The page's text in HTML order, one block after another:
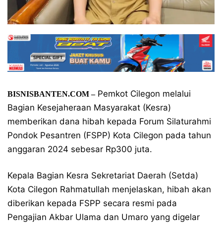
BISNISBANTEN.COM –Pemkot Cilegon melalui
Bagian Kesejaheraan Masyarakat (Kesra)
memberikan dana hibah kepada Forum Silaturahmi
Pondok Pesantren (FSPP) Kota Cilegon pada tahun
anggaran 2024 sebesar Rp300 juta.
Kepala Bagian Kesra Sekretariat Daerah (Setda)
Kota Cilegon Rahmatullah menjelaskan, hibah akan
diberikan kepada FSPP secara resmi pada
Pengajian Akbar Ulama dan Umaro yang digelar